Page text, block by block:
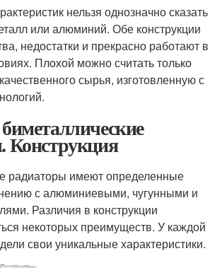
нельзя однозначно сказать
или алюминий. Обе конструкции
недостатки и прекрасно работают в
Плохой можно считать только
сырья, изготовленную с
Конструкция
радиаторы имеют определенные
с алюминиевыми, чугунными и
Различия в конструкции
некоторых преимуществ. У каждой
свои уникальные характеристики.